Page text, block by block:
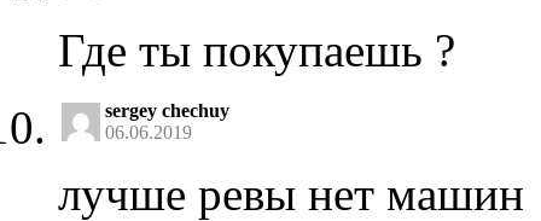
Где ты покупаешь ?
sergey chechuy
06.06.2019
лучше ревы нет машин